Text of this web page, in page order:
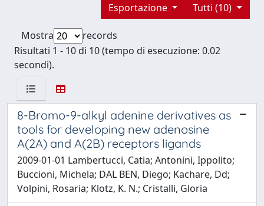
Tutti (10)
Esportazione
Mostra
records
Risultati 1 - 10 di 10 (tempo di esecuzione: 0.02
secondi).
8-Bromo-9-alkyl adenine derivatives as
tools for developing new adenosine
A(2A) and A(2B) receptors ligands
2009-01-01 Lambertucci, Catia; Antonini, Ippolito;
Buccioni, Michela; DAL BEN, Diego; Kachare, Dd;
Volpini, Rosaria; Klotz, K. N.; Cristalli, Gloria